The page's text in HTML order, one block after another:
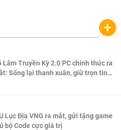
thức từ công ty game Nhật Bản
+
Lâm Truyền Kỳ 2.0 PC chính thức ra
Sống lại thanh xuân, giữ trọn tinh
Lục Địa VNG ra mắt, gửi tặng game
bộ Code cực giá trị